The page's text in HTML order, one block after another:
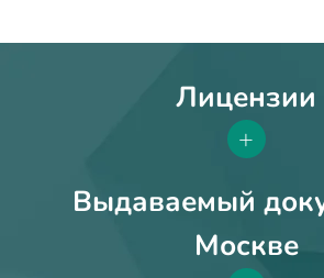
Лицензии
+
Выдаваемый
Москве